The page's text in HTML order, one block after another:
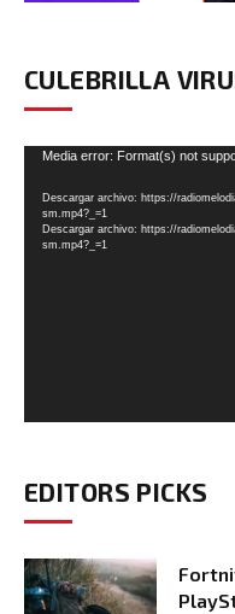
CULEBRILLA
Reproductor
vídeo
Media error: Format(s) not
Descargar archivo: https://
sm.mp4?_=1
Descargar archivo: https://
sm.mp4?_=1
EDITORS PICKS